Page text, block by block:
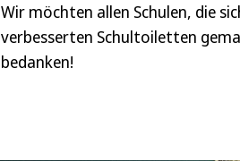
Wir möchten allen Schulen, die
verbesserten Schultoiletten
bedanken!